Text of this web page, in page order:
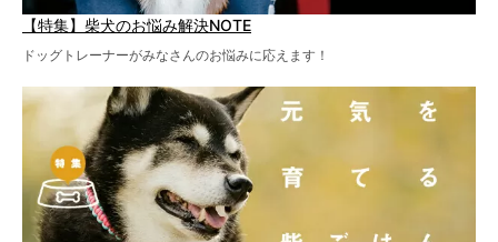
【特集】柴犬のお悩み解決NOTE
ドッグトレーナーがみなさんのお悩みに応えます！